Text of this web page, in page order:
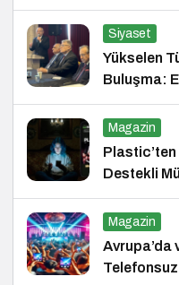
Siyaset
Yükselen
Buluşma:
ve Hukuk
Magazin
Plastic’ten
Destekli
Magazin
Avrupa’da